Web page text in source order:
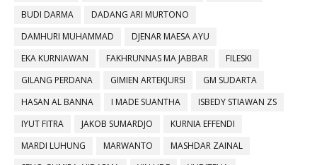
BUDI DARMA
DADANG ARI MURTONO
DAMHURI MUHAMMAD
DJENAR MAESA AYU
EKA KURNIAWAN
FAKHRUNNAS MA JABBAR
FILESKI
GILANG PERDANA
GIMIEN ARTEKJURSI
GM SUDARTA
HASAN AL BANNA
I MADE SUANTHA
ISBEDY STIAWAN ZS
IYUT FITRA
JAKOB SUMARDJO
KURNIA EFFENDI
MARDI LUHUNG
MARWANTO
MASHDAR ZAINAL